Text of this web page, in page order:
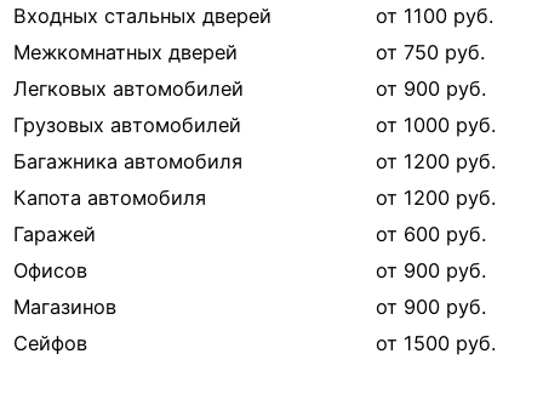
Входных стальных дверей
от 1100 руб.
Межкомнатных дверей
от 750 руб.
Легковых автомобилей
от 900 руб.
Грузовых автомобилей
от 1000 руб.
Багажника автомобиля
от 1200 руб.
Капота автомобиля
от 1200 руб.
Гаражей
от 600 руб.
Офисов
от 900 руб.
Магазинов
от 900 руб.
Сейфов
от 1500 руб.